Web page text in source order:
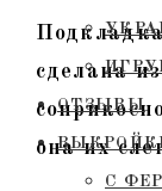
ОТЗЫВЫ
С
сделана
она их